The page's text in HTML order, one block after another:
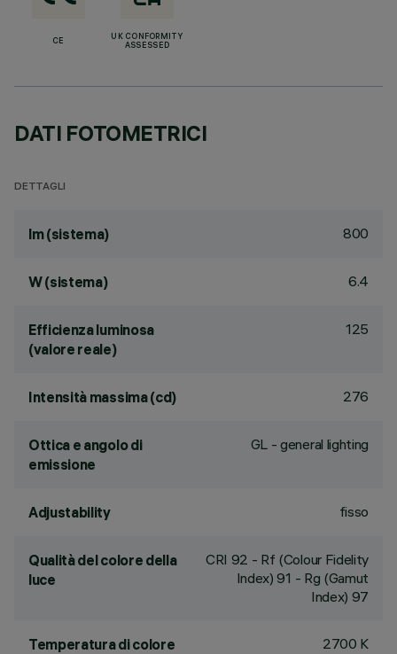
CE
UK CONFORMITY
ASSESSED
DATI FOTOMETRICI
DETTAGLI
lm (sistema) 800
W (sistema) 6.4
Efficienza luminosa
(valore reale)
125
Intensità massima (cd) 276
Ottica e angolo di
emissione
GL - general lighting
Adjustability fisso
Qualità del colore della
luce
CRI 92 - Rf (Colour Fidelity
Index) 91 - Rg (Gamut
Index) 97
Temperatura di colore 2700 K